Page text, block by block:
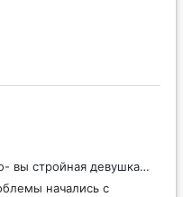
вы стройная девушка…
начались с